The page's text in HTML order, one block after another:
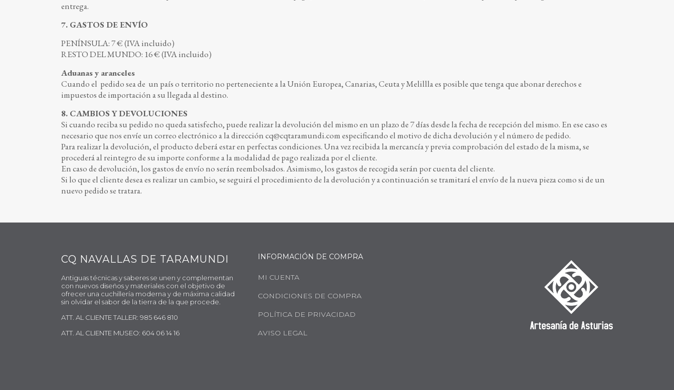
entrega.
7. GASTOS DE ENVÍO
PENÍNSULA: 7 € (IVA incluido)
RESTO DEL MUNDO: 16 € (IVA incluido)
Aduanas y aranceles
Cuando el pedido sea de un país o territorio no perteneciente a la Unión Europea, Canarias, Ceuta y Melillla es posible que tenga que abonar derechos e
impuestos de importación a su llegada al destino.
8. CAMBIOS Y DEVOLUCIONES
Si cuando reciba su pedido no queda satisfecho, puede realizar la devolución del mismo en un plazo de 7 días desde la fecha de recepción del mismo. En ese caso es
necesario que nos envíe un correo electrónico a la direccióncq@cqtaramundi.comespecificando el motivo de dicha devolución y el número de pedido.
Para realizar la devolución, el producto deberá estar en perfectas condiciones. Una vez recibida la mercancía y previa comprobación del estado de la misma, se
procederá al reintegro de su importe conforme a la modalidad de pago realizada por el cliente.
En caso de devolución, los gastos de envío no serán reembolsados. Asimismo, los gastos de recogida serán por cuenta del cliente.
Si lo que el cliente desea es realizar un cambio, se seguirá el procedimiento de la devolución y a continuación se tramitará el envío de la nueva pieza como si de un
nuevo pedido se tratara.
CQ NAVALLAS DE TARAMUNDI
Antiguas técnicas y saberes se unen y complementan
con nuevos diseños y materiales con el objetivo de
ofrecer una cuchillería moderna y de máxima calidad
sin olvidar el sabor de la tierra de la que procede.
ATT. AL CLIENTE TALLER: 985 646 810
ATT. AL CLIENTE MUSEO: 604 06 14 16
INFORMACIÓN DE COMPRA
MI CUENTA
CONDICIONES DE COMPRA
POLÍTICA DE PRIVACIDAD
AVISO LEGAL